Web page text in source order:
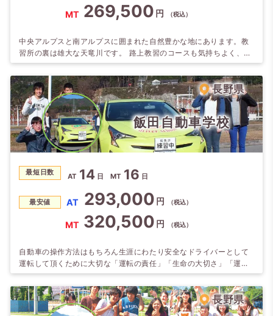
MT 269,500 円 （税込）
中央アルプスと南アルプスに囲まれた自然豊かな地にあります。教
習所の裏は雄大な天竜川です。 路上教習のコースも気持ちよく、ま
た少 し脚を伸ばすと温泉、天竜舟下りなど、観光施設が充実してい
ます。 教習の技術の確かさは全国でもトップレベル。指定教習所の
全国大会 に出場し全国1300校の中の優良38校に選ばれました。 ま
た【第5回全国指定自動車教習所学科教習競技大会】において、当
校指導員が 『最優秀』に選…
長野県
飯田自動車学校
最短日数 AT 14 日 MT 16 日
最安値 AT 293,000 円 （税込）
MT 320,500 円 （税込）
自動車の操作方法はもちろん生涯にわたり安全なドライバーとして
運転して頂くために大切な「運転の責任」「生命の大切さ」「運転
の楽しさ」を皆様が楽しく上達出来る様、良い雰囲気づくりを大切
にし、ポイントをしっかり伝える教習をしています。 ●アルプスに
囲まれ自然が豊か。すがすがしい南信州の風と大自然の中、のびの
び気持ち良く教習できます。 ●初心運転者教育において、優れた教
長野県